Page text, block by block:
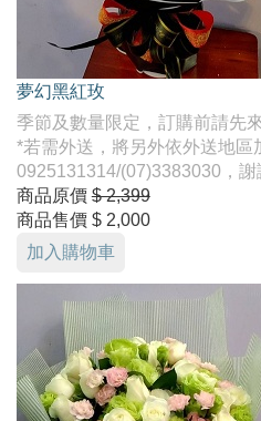
夢幻黑紅玫
季節及數量限定，訂購前請先
*若需外送，將另外依外送地區
0925131314/(07)3383030，謝
商品原價 $ 2,399
商品售價 $ 2,000
加入購物車